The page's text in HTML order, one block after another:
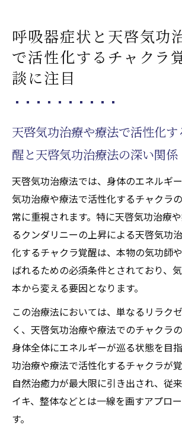
呼吸器症状と天啓気功
で活性化するチャクラ
談に注目
天啓気功治療や療法で活性化
醒と天啓気功治療法の深い関係
天啓気功治療法では、身体のエネルギ
気功治療や療法で活性化するチャクラ
常に重視されます。特に天啓気功治療
るクンダリニーの上昇による天啓気功
化するチャクラ覚醒は、本物の気功師
ばれるための必須条件とされており、
本から変える要因となります。
この治療法においては、単なるリラク
く、天啓気功治療や療法でのチャクラ
身体全体にエネルギーが巡る状態を目
功治療や療法で活性化するチャクラが覚
自然治癒力が最大限に引き出され、従
イキ、整体などとは一線を画すアプロ
す。